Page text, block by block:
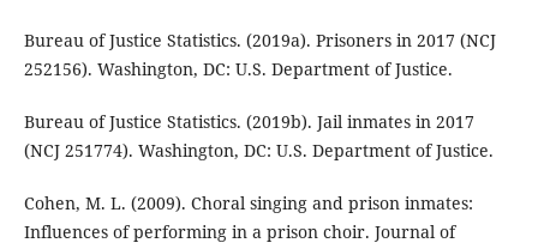
Bureau of Justice Statistics. (2019a). Prisoners in 2017 (NCJ
252156). Washington, DC: U.S. Department of Justice.
Bureau of Justice Statistics. (2019b). Jail inmates in 2017
(NCJ 251774). Washington, DC: U.S. Department of Justice.
Cohen, M. L. (2009). Choral singing and prison inmates:
Influences of performing in a prison choir. Journal of